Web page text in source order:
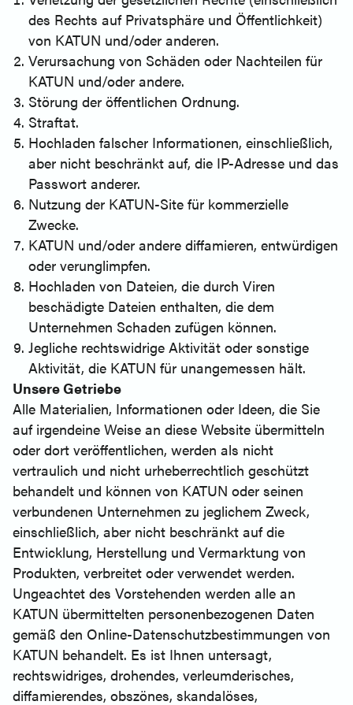
des Rechts auf Privatsphäre und Öffentlichkeit)
von KATUN und/oder anderen.
Verursachung von Schäden oder Nachteilen für
KATUN und/oder andere.
Störung der öffentlichen Ordnung.
Straftat.
Hochladen falscher Informationen, einschließlich,
aber nicht beschränkt auf, die IP-Adresse und das
Passwort anderer.
Nutzung der KATUN-Site für kommerzielle
Zwecke.
KATUN und/oder andere diffamieren, entwürdigen
oder verunglimpfen.
Hochladen von Dateien, die durch Viren
beschädigte Dateien enthalten, die dem
Unternehmen Schaden zufügen können.
Jegliche rechtswidrige Aktivität oder sonstige
Aktivität, die KATUN für unangemessen hält.
Unsere Getriebe
Alle Materialien, Informationen oder Ideen, die Sie
auf irgendeine Weise an diese Website übermitteln
oder dort veröffentlichen, werden als nicht
vertraulich und nicht urheberrechtlich geschützt
behandelt und können von KATUN oder seinen
verbundenen Unternehmen zu jeglichem Zweck,
einschließlich, aber nicht beschränkt auf die
Entwicklung, Herstellung und Vermarktung von
Produkten, verbreitet oder verwendet werden.
Ungeachtet des Vorstehenden werden alle an
KATUN übermittelten personenbezogenen Daten
gemäß den Online-Datenschutzbestimmungen von
KATUN behandelt. Es ist Ihnen untersagt,
rechtswidriges, drohendes, verleumderisches,
diffamierendes, obszönes, skandalöses,